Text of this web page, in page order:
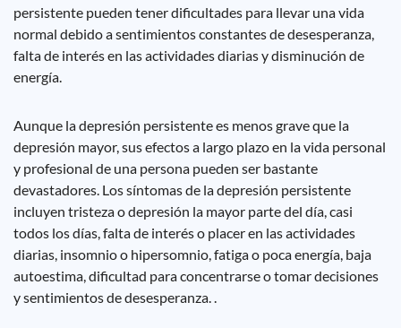
persistente pueden tener dificultades para llevar una vida
normal debido a sentimientos constantes de desesperanza,
falta de interés en las actividades diarias y disminución de
energía.
Aunque la depresión persistente es menos grave que la
depresión mayor, sus efectos a largo plazo en la vida personal
y profesional de una persona pueden ser bastante
devastadores. Los síntomas de la depresión persistente
incluyen tristeza o depresión la mayor parte del día, casi
todos los días, falta de interés o placer en las actividades
diarias, insomnio o hipersomnio, fatiga o poca energía, baja
autoestima, dificultad para concentrarse o tomar decisiones
y sentimientos de desesperanza. .